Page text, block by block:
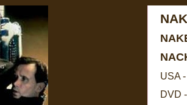
USA
DVD